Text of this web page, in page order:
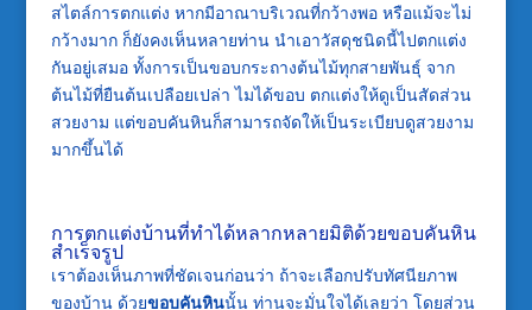
สไตล์การตกแต่ง หากมีอาณาบริเวณที่กว้างพอ หรือแม้จะไม่
กว้างมาก ก็ยังคงเห็นหลายท่าน นำเอาวัสดุชนิดนี้ไปตกแต่ง
กันอยู่เสมอ ทั้งการเป็นขอบกระถางต้นไม้ทุกสายพันธุ์ จาก
ต้นไม้ที่ยืนต้นเปลือยเปล่า ไมได้ขอบ ตกแต่งให้ดูเป็นสัดส่วน
สวยงาม แต่ขอบคันหินก็สามารถจัดให้เป็นระเบียบดูสวยงาม
มากขึ้นได้
การตกแต่งบ้านที่ทำได้หลากหลายมิติด้วยขอบคันหิน
สำเร็จรูป
เราต้องเห็นภาพที่ชัดเจนก่อนว่า ถ้าจะเลือกปรับทัศนียภาพ
ของบ้าน ด้วยขอบคันหินนั้น ท่านจะมั่นใจได้เลยว่า โดยส่วน